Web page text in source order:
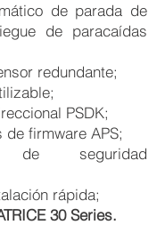
de parada de
de paracaídas
redundante;
PSDK;
firmware APS;
de seguridad
rápida;
30 Series.